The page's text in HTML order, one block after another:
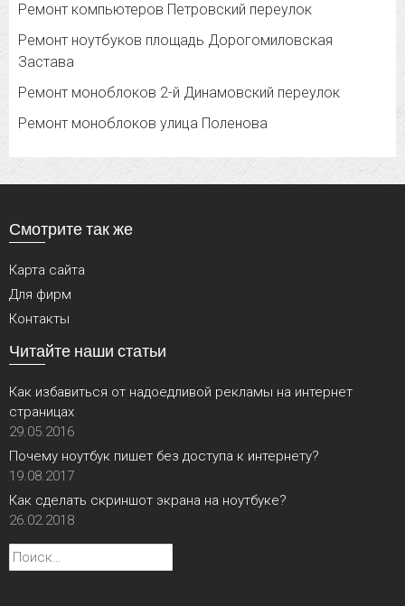
Ремонт компьютеров Петровский переулок
Ремонт ноутбуков площадь Дорогомиловская
Застава
Ремонт моноблоков 2-й Динамовский переулок
Ремонт моноблоков улица Поленова
Смотрите так же
Карта сайта
Для фирм
Контакты
Читайте наши статьи
Как избавиться от надоедливой рекламы на интернет
страницах
29.05.2016
Почему ноутбук пишет без доступа к интернету?
19.08.2017
Как сделать скриншот экрана на ноутбуке?
26.02.2018
Найти: